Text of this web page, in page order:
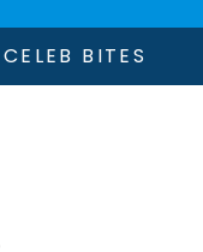
CELEB BITES